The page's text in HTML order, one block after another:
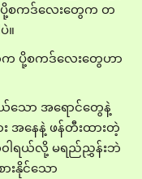
ပို့စကဒ်လေးတွေက တ
။
က ပို့စကဒ်လေးတွေဟာ
သော အရောင်တွေနဲ့
း အနေနဲ့ ဖန်တီးထားတဲ့
ါရယ်လို့ မရည်ညွှန်းဘဲ
းနိုင်သော